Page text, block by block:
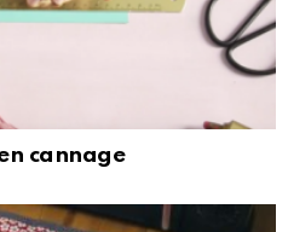
cannage